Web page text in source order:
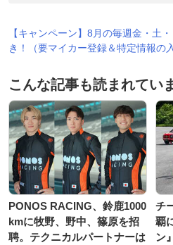
【キャンペーン】8月の毎週金・土
き！（要マイカー登録＆特定情報の入
こんな記事も読まれてい
PONOS RACING、鈴鹿1000
kmに牧野、野中、篠原を招
聘。テクニカルパートナーは
チ
覇
ン